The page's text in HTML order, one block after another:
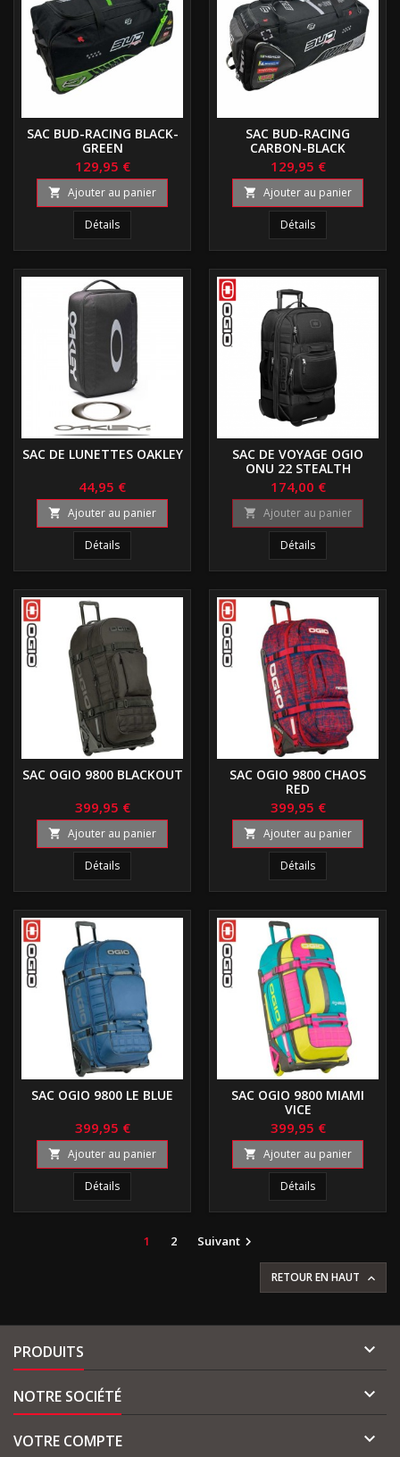
SAC BUD-RACING BLACK-
GREEN
129,95 €
 Ajouter au panier
Détails
SAC BUD-RACING
CARBON-BLACK
129,95 €
 Ajouter au panier
Détails
SAC DE LUNETTES OAKLEY
44,95 €
 Ajouter au panier
Détails
SAC DE VOYAGE OGIO
ONU 22 STEALTH
174,00 €
 Ajouter au panier
Détails
SAC OGIO 9800 BLACKOUT
399,95 €
 Ajouter au panier
Détails
SAC OGIO 9800 CHAOS
RED
399,95 €
 Ajouter au panier
Détails
SAC OGIO 9800 LE BLUE
399,95 €
 Ajouter au panier
Détails
SAC OGIO 9800 MIAMI
VICE
399,95 €
 Ajouter au panier
Détails
1 2 Suivant 
RETOUR EN HAUT 
PRODUITS 
NOTRE SOCIÉTÉ 
VOTRE COMPTE 